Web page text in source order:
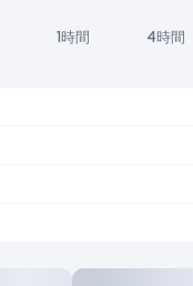
1時間 4時間